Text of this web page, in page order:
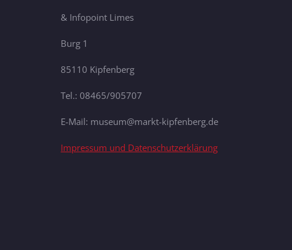
& Infopoint Limes
Burg 1
85110 Kipfenberg
Tel.: 08465/905707
E-Mail: museum@markt-kipfenberg.de
Impressum und Datenschutzerklärung